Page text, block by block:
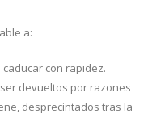
a:
con rapidez.
devueltos por razones
desprecintados tras la